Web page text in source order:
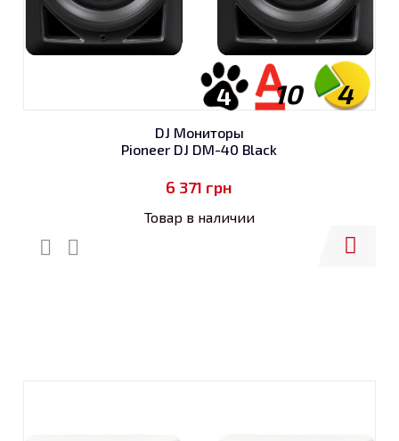
4
10
4
DJ Мониторы
Pioneer DJ DM-40 Black
6 371 грн
Товар в наличии